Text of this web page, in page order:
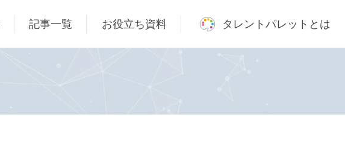
記事一覧 お役立ち資料 タレントパレットとは